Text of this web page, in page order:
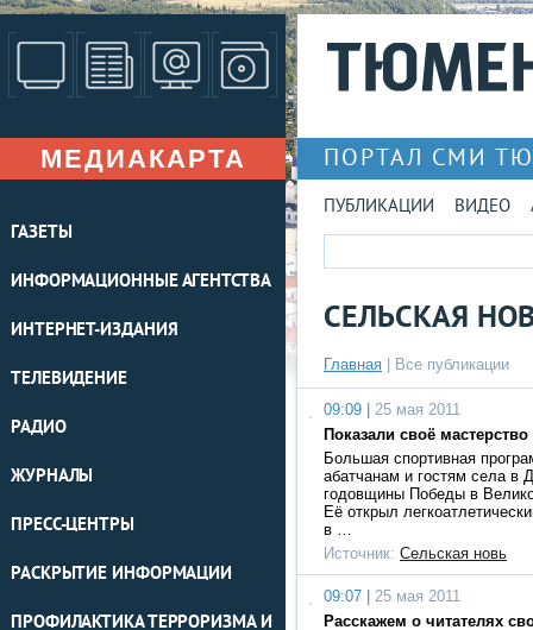
МЕДИАКАРТА
ГАЗЕТЫ
ИНФОРМАЦИОННЫЕ АГЕНТСТВА
ИНТЕРНЕТ-ИЗДАНИЯ
ТЕЛЕВИДЕНИЕ
РАДИО
ЖУРНАЛЫ
ПРЕСС-ЦЕНТРЫ
РАСКРЫТИЕ ИНФОРМАЦИИ
ПРОФИЛАКТИКА ТЕРРОРИЗМА И
ПОРТАЛ СМИ
ПУБЛИКАЦИИ ВИДЕО
СЕЛЬСКАЯ
Главная Все публикации
09:09 |
25 мая 2011
Показали своё мастерство
Большая спортивная
абатчанам и гостям села в
годовщины Победы в
Её открыл
в …
Источник: Сельская новь
09:07 |
25 мая 2011
Расскажем о читателях